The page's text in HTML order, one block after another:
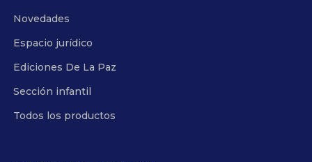
Novedades
Espacio jurídico
Ediciones De La Paz
Sección infantil
Todos los productos